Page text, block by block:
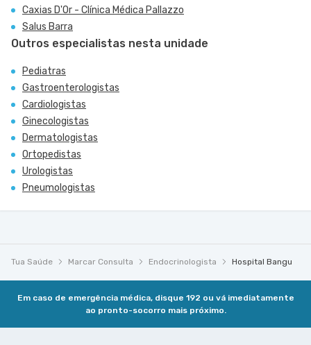
Caxias D'Or - Clínica Médica Pallazzo
Salus Barra
Outros especialistas nesta unidade
Pediatras
Gastroenterologistas
Cardiologistas
Ginecologistas
Dermatologistas
Ortopedistas
Urologistas
Pneumologistas
Tua Saúde Marcar Consulta Endocrinologista Hospital Bangu
Em caso de emergência médica, disque 192 ou vá imediatamente
ao pronto-socorro mais próximo.